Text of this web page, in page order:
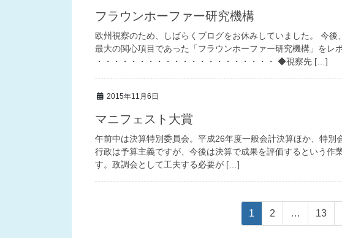
フラウンホーファー研究機構
欧州視察のため、しばらくブログをお休みしていました。 今後
最大の関心項目であった「フラウンホーファー研究機構」をレ
・・・・・・・・・・・・・・・・・・・・・ ◆視察先 […]
2015年11月6日
マニフェスト大賞
午前中は決算特別委員会。平成26年度一般会計決算ほか、特別
行政は予算主義ですが、今後は決算で成果を評価するという作
す。政調会として工夫する必要が […]
ペ
ー
1
ペ
ー
2 …
ペ
ー
13